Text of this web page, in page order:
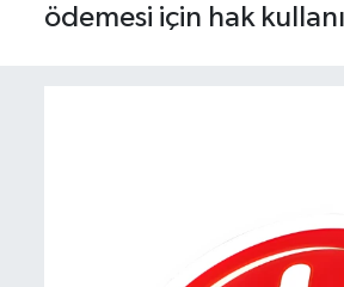
ödemesi için hak
Gündem
BIST 100 Isı Haritası